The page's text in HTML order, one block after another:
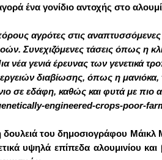
ένα γονίδιο αντοχής στο
αγρότες στις
Συνεχιζόμενες τάσεις όπως η
νέα γενιά έρευνας των γενετικά
διαβίωσης, όπως η
σε εδάφη, καθώς και φυτά με
engineered-crops-poor-
δουλειά του δημοσιογράφου
υψηλά επίπεδα αλουμινίου